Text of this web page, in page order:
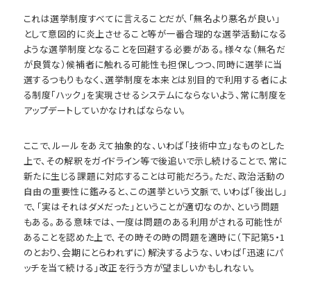
これは選挙制度すべてに言えることだが、「無名より悪名が良い」
として意図的に炎上させること等が一番合理的な選挙活動になる
ような選挙制度となることを回避する必要がある。様々な（無名だ
が良質な）候補者に触れる可能性も担保しつつ、同時に選挙に当
選するつもりもなく、選挙制度を本来とは別目的で利用する者によ
る制度「ハック」を実現させるシステムにならないよう、常に制度を
アップデートしていかなければならない。
ここで、ルールをあえて抽象的な、いわば「技術中立」なものとした
上で、その解釈をガイドライン等で後追いで示し続けることで、常に
新たに生じる課題に対応することは可能だろう。ただ、政治活動の
自由の重要性に鑑みると、この選挙という文脈で、いわば「後出し」
で、「実はそれはダメだった」ということが適切なのか、という問題
もある。ある意味では、一度は問題のある利用がされる可能性が
あることを認めた上で、その時その時の問題を適時に（下記第5・1
のとおり、会期にとらわれずに）解決するような、いわば「迅速にパ
ッチを当て続ける」改正を行う方が望ましいかもしれない。